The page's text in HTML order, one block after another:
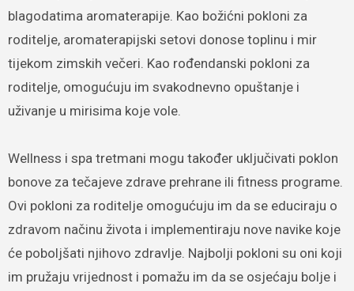
blagodatima aromaterapije. Kao božićni pokloni za
roditelje, aromaterapijski setovi donose toplinu i mir
tijekom zimskih večeri. Kao rođendanski pokloni za
roditelje, omogućuju im svakodnevno opuštanje i
uživanje u mirisima koje vole.
Wellness i spa tretmani mogu također uključivati poklon
bonove za tečajeve zdrave prehrane ili fitness programe.
Ovi pokloni za roditelje omogućuju im da se educiraju o
zdravom načinu života i implementiraju nove navike koje
će poboljšati njihovo zdravlje. Najbolji pokloni su oni koji
im pružaju vrijednost i pomažu im da se osjećaju bolje i